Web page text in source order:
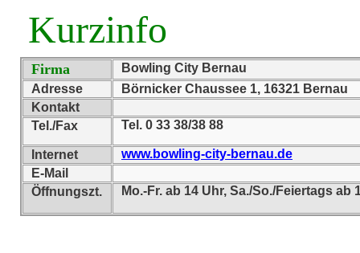
Kurzinfo
Firma
Bowling City Bernau
Adresse
Börnicker Chaussee 1, 16321 Bernau
Kontakt
Tel./Fax
Tel. 0 33 38/38 88
Internet
www.bowling-city-bernau.de
E-Mail
Öffnungszt.
Mo.-Fr. ab 14 Uhr, Sa./So./Feiertags ab